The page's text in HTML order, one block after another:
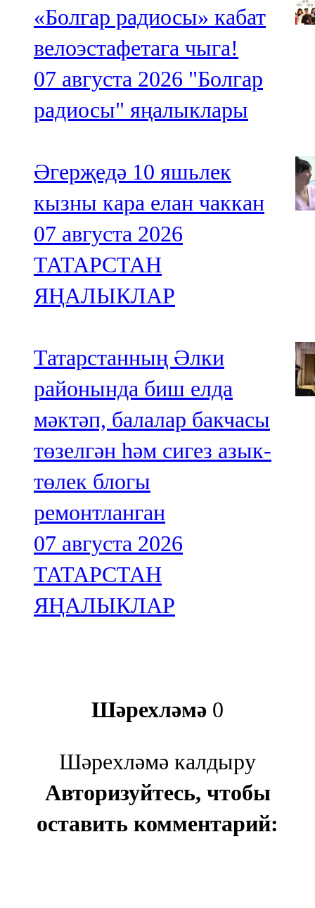
«Болгар радиосы» кабат
велоэстафетага чыга!
07 августа 2026 "Болгар
радиосы" яңалыклары
Әгерҗедә 10 яшьлек
кызны кара елан чаккан
07 августа 2026
ТАТАРСТАН
ЯҢАЛЫКЛАР
Татарстанның Әлки
районында биш елда
мәктәп, балалар бакчасы
төзелгән һәм сигез азык-
төлек блогы
ремонтланган
07 августа 2026
ТАТАРСТАН
ЯҢАЛЫКЛАР
Шәрехләмә 0
Шәрехләмә калдыру
Авторизуйтесь, чтобы
оставить комментарий: